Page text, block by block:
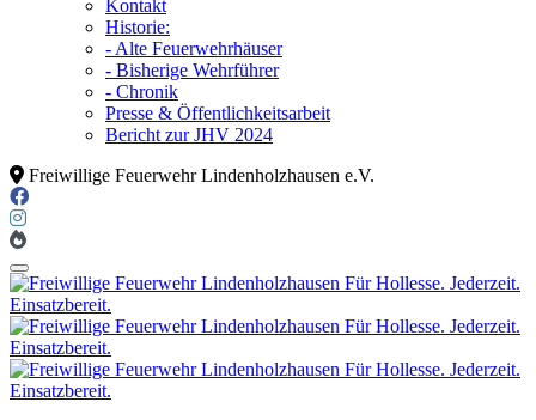
Kontakt
Historie:
- Alte Feuerwehrhäuser
- Bisherige Wehrführer
- Chronik
Presse & Öffentlichkeitsarbeit
Bericht zur JHV 2024
Freiwillige Feuerwehr Lindenholzhausen e.V.